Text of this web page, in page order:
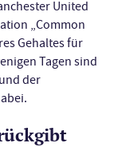
United
„Common
Gehaltes für
Tagen sind
der